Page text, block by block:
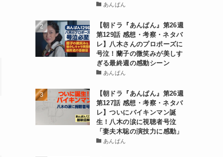
あんぱん
【朝ドラ『あんぱん』第26週
第129話 感想・考察・ネタバ
レ】八木さんのプロポーズに
号泣！蘭子の微笑みが美しす
ぎる最終週の感動シーン
あんぱん
【朝ドラ『あんぱん』第26週
第127話 感想・考察・ネタバ
レ】ついにバイキンマン誕
生！八木の涙に視聴者号泣
「妻夫木聡の演技力に感動」
あんぱん